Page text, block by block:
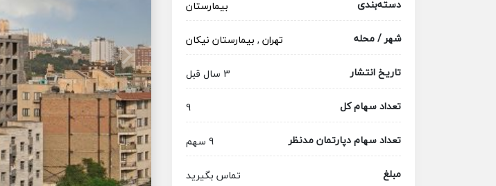
دسته‌بندی
بیمارستان
شهر / محله
تهران , بیمارستان نیکان
تاریخ انتشار
3 سال قبل
تعداد سهام کل
9
تعداد سهام دپارتمان مدنظر
9 سهم
مبلغ
تماس بگیرید